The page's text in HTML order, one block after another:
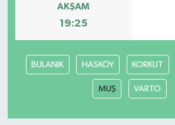
AKŞAM
19:25
BULANIK HASKÖY KORKUT
MUŞ VARTO